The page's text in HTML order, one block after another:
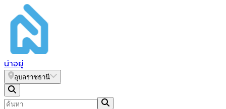
น่าอยู่
อุบลราชธานี